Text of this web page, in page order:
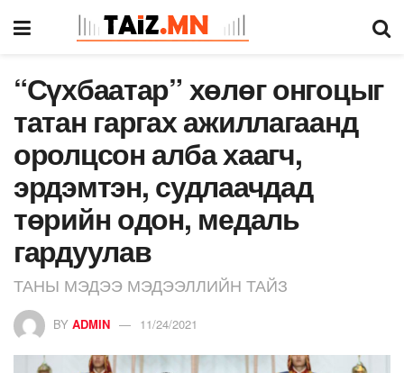
“Сүхбаатар” хөлөг онгоцыг
татан гаргах ажиллагаанд
оролцсон алба хаагч,
эрдэмтэн, судлаачдад
төрийн одон, медаль
гардуулав
ТАНЫ МЭДЭЭ МЭДЭЭЛЛИЙН ТАЙЗ
BY ADMIN 11/24/2021